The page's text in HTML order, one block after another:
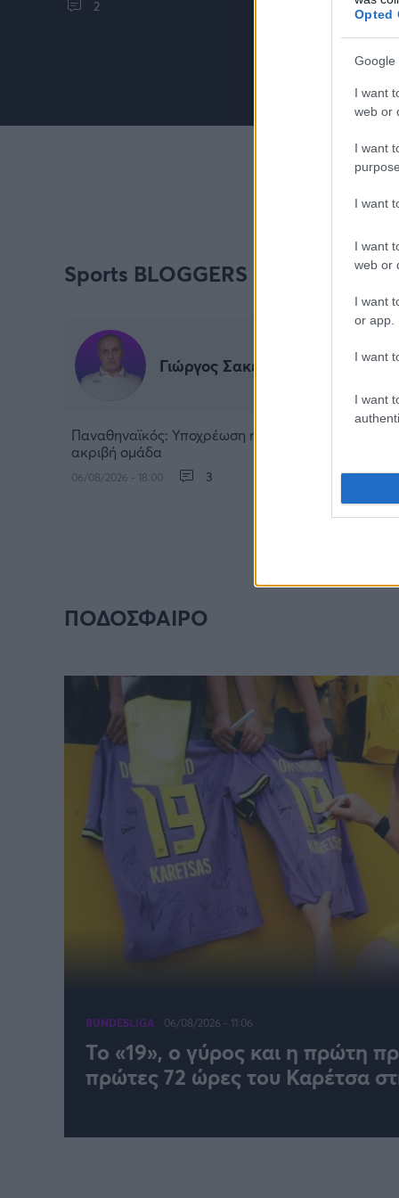
Opted
Google
I want
web or
I want
I want
I want
web or
I want
or app.
I want
I want
2
Sports BLOGGERS
Γιώργος Σακελλαρίου
Παναθηναϊκός: Υποχρέωση η πρόκριση για μία
ακριβή ομάδα
06/08/2026 - 18:00 3
ΠΟΔΟΣΦΑΙΡΟ
BUNDESLIGA 06/08/2026 - 11:06
Το «19», ο γύρος και η πρώτη
πρώτες 72 ώρες του Καρέτσα